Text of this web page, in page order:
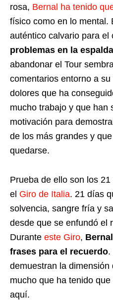
rosa, Bernal ha tenido
físico como en lo mental.
auténtico calvario para el
problemas en la espalda
abandonar el Tour
comentarios entorno a
dolores que ha
mucho trabajo y que han
motivación para
de los más grandes y
quedarse.
Prueba de ello son los
el Giro de Italia. 21 días
solvencia, sangre fría y
desde que se enfundó el
Durante este Giro,
frases para el recuerdo.
demuestran la
mucho que ha tenido
aquí.